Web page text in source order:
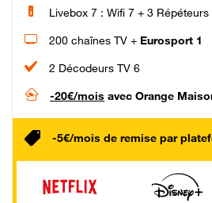
Livebox 7 : Wifi 7 + 3 Répéteurs
200 chaînes TV + Eurosport 1
2 Décodeurs TV 6
-20€/mois avec Orange
-5€/mois de remise par